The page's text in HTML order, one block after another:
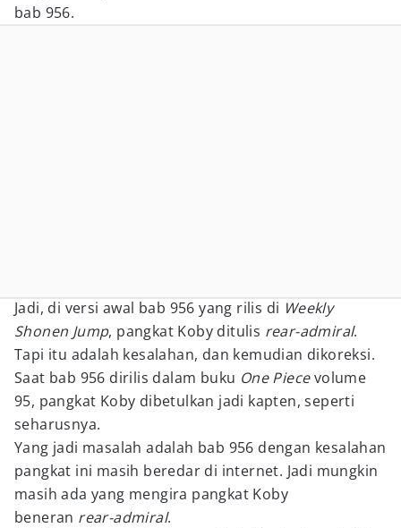
bab 956.
Jadi, di versi awal bab 956 yang rilis di Weekly
Shonen Jump, pangkat Koby ditulis rear-admiral.
Tapi itu adalah kesalahan, dan kemudian dikoreksi.
Saat bab 956 dirilis dalam buku One Piecevolume
95, pangkat Koby dibetulkan jadi kapten, seperti
seharusnya.
Yang jadi masalah adalah bab 956 dengan kesalahan
pangkat ini masih beredar di internet. Jadi mungkin
masih ada yang mengira pangkat Koby
beneran rear-admiral.